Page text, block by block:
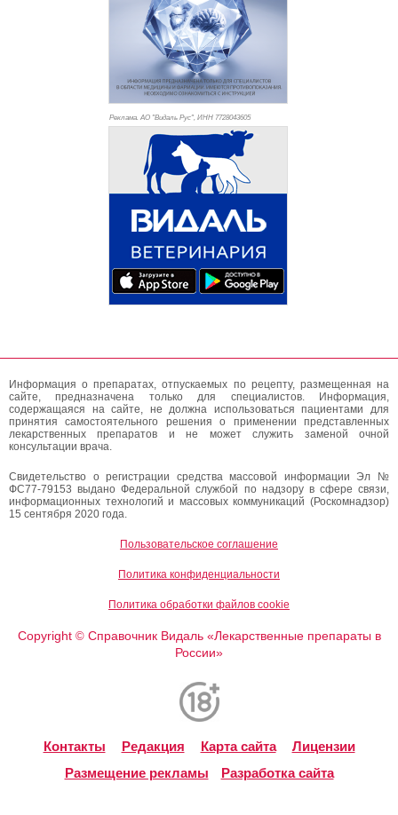
Реклама. АО "Видаль Рус", ИНН 7728043605
Информация о препаратах, отпускаемых по рецепту, размещенная на
сайте, предназначена только для специалистов. Информация,
содержащаяся на сайте, не должна использоваться пациентами для
принятия самостоятельного решения о применении представленных
лекарственных препаратов и не может служить заменой очной
консультации врача.
Свидетельство о регистрации средства массовой информации Эл №
ФС77-79153 выдано Федеральной службой по надзору в сфере связи,
информационных технологий и массовых коммуникаций (Роскомнадзор)
15 сентября 2020 года.
Пользовательское соглашение
Политика конфиденциальности
Политика обработки файлов cookie
Copyright ©Справочник Видаль «Лекарственные препараты в
России»
Контакты Редакция Карта сайта
Лицензии
Размещение рекламы
Разработка сайта